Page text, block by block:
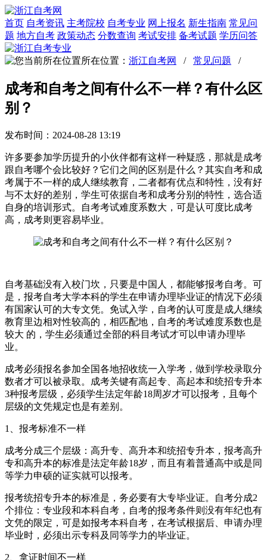
首页 自考资讯 主考院校 自考专业 网上报名 新生指南 常见问
题 地方自考 政策动态 分数查询 考试安排 备考试题 学历问答
所在位置： 浙江自考网 / 常见问题 /
成考和自考之间有什么不一样？有什么区
别？
发布时间：2024-08-28 13:19
许多要参加学历提升的小伙伴都有这样一种疑惑，那就是成考
跟自考哪个会比较好？它们之间的区别是什么？其实自考和成
考属于不一样的成人继续教育，二者都有优点和特性，没有好
与不太好的差别，学生可依据自考和成考分别的特性，选合适
自身的培训形式。自考考试难度系数大，可是认可度比成考
高，成考则更容易毕业。
自考基础没有入校门坎，只要是中国人，都能够报考自考。可
是，报考自考大学本科的学生在申请办理毕业证的情况下必须
有国家认可的大专文凭。免试入学，自考的认可度是成人继续
教育里边相对性较高的，相匹配地，自考的考试难度系数也是
较大 的，学生必须通过全部的科目考试才可以申请办理毕
业。
成考必须报名参加全国各地招收统一入学考，做到学校录取分
数者才可以被录取。成考关键有高起专、高起本和统招专升本
3种报考层级，必须学生法定年龄18周岁才可以报考，且每个
层级的文凭规定也是有差别。
1、报考标准不一样
成考分成三个层级：高升专、高升本和统招专升本，报考高升
专和高升本的标准是法定年龄18岁，而且有着普通高中或是同
等学力申硕的证实就可以报考。
报考统招专升本的标准是，务必要有大专毕业证。自考分成2
个排位：专业段和本科自考，自考的报考条件则没有年纪也有
文凭的限定，可是如报考本科自考，在考试根据后、申请办理
毕业时，必须出示专科及同等学力的毕业证。
2、拿证时间不一样